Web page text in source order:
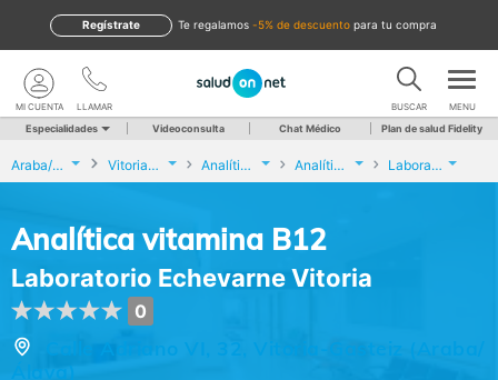
te regalamos -5% de descuento para tu compra
Regístrate
LLAMAR
MI CUENTA BUSCAR MENU
Especialidades Videoconsulta Chat Médico Plan de salud Fidelity
Araba/Álava Vitoria-Gasteiz Analíticas y Genética Analítica vitamina B12 Laboratorio Echevarne Vitoria
Analítica vitamina B12
Laboratorio Echevarne Vitoria
0
Calle Adriano VI, 32, Vitoria-Gasteiz (Araba/